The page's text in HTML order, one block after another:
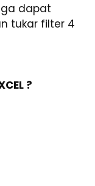
dapat
tukar filter 4
?